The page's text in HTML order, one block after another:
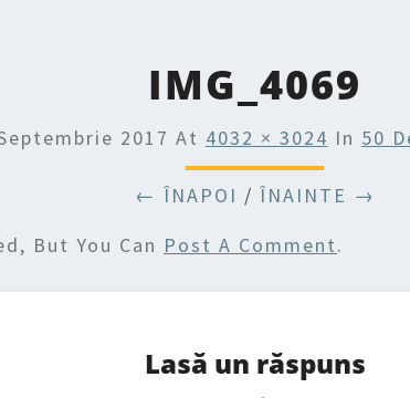
IMG_4069
2017 At 4032 × 3024 In 50
← ÎNAPOI / ÎNAINTE →
But You Can Post A Comment.
Lasă un răspuns